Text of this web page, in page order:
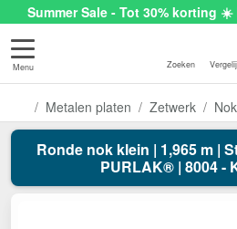
Summer Sale - Tot 30% korting
Menu Zoeken
Metalen platen Zetwerk Nok
Ronde nok klein | 1,965 m |
PURLAK® | 8004 -